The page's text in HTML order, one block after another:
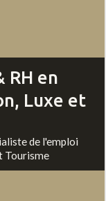
RH en
Luxe et
de l'emploi
Tourisme